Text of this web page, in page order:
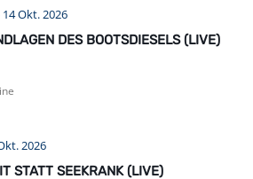
14 Okt. 2026
DES BOOTSDIESELS (LIVE)
2026
STATT SEEKRANK (LIVE)